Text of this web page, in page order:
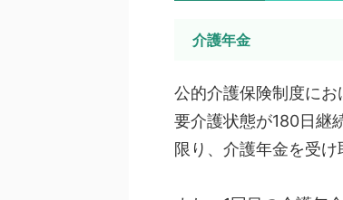
介護年金
公的介護保険制度に
要介護状態が180日継
限り、介護年金を受け